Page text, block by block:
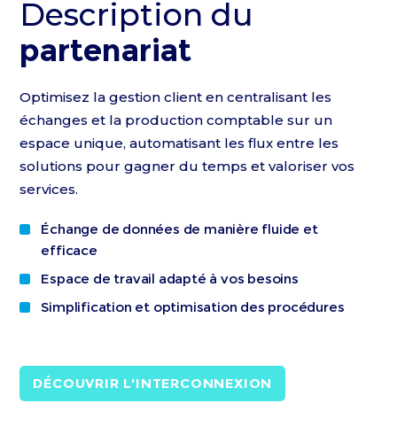
Description du
partenariat
Optimisez la gestion client en centralisant les
échanges et la production comptable sur un
espace unique, automatisant les flux entre les
solutions pour gagner du temps et valoriser vos
services.
Échange de données de manière fluide et
efficace
Espace de travail adapté à vos besoins
Simplification et optimisation des procédures
DÉCOUVRIR L'INTERCONNEXION